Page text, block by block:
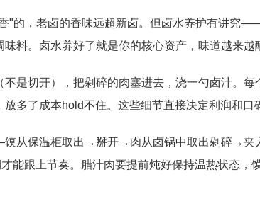
"的，老卤的香味远超新卤。但卤水养护有讲究
料。卤水养好了就是你的核心资产，味道越来越
不是切开），把剁碎的肉塞进去，浇一勺卤汁。
多了成本hold不住。这些细节直接决定利润和口
馍从保温柜取出→掰开→肉从卤锅中取出剁碎→
能跟上节奏。腊汁肉要提前炖好保持温热状态，